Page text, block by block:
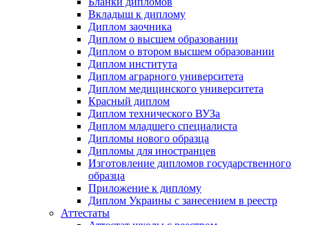
Вкладыш к диплому
Диплом заочника
Диплом о высшем образовании
Диплом о втором высшем образовании
Диплом института
Диплом аграрного университета
Диплом медицинского университета
Красный диплом
Диплом технического ВУЗа
Диплом младшего специалиста
Дипломы нового образца
Дипломы для иностранцев
Изготовление дипломов государственного
образца
Приложение к диплому
Диплом Украины с занесением в реестр
Аттестаты